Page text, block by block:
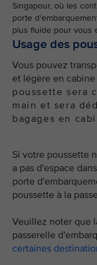
Singapour, où les
porte
plus fluide pour vous
Usage des
Vous pouvez
et légère en
poussette sera
main et sera
bagages en
Si votre poussette
a pas d'espace
porte
poussette à la
Veuillez noter que
passerelle
certaines